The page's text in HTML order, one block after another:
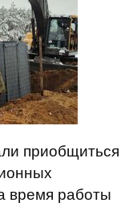
приобщиться
время работы